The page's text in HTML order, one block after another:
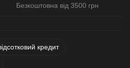
Безкоштовна від 3500 грн
кредит